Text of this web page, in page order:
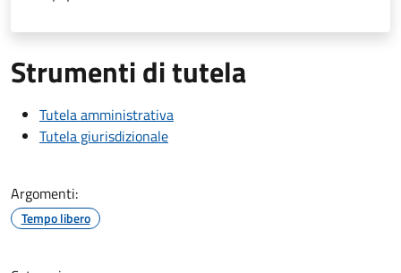
Strumenti di tutela
Tutela amministrativa
Tutela giurisdizionale
Argomenti:
Tempo libero